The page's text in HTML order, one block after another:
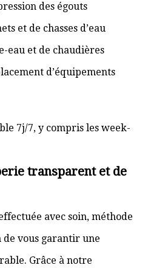
des égouts
et de chasses d’eau
eau et de chaudières
d’équipements
7j/7, y compris les week-
transparent et de
avec soin, méthode
vous garantir une
Grâce à notre